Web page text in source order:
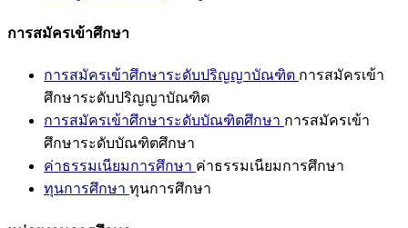
การสมัครเข้าศึกษา
การสมัครเข้าศึกษาระดับปริญญาบัณฑิต การสมัครเข้า
ศึกษาระดับปริญญาบัณฑิต
การสมัครเข้าศึกษาระดับบัณฑิตศึกษา การสมัครเข้า
ศึกษาระดับบัณฑิตศึกษา
ค่าธรรมเนียมการศึกษา ค่าธรรมเนียมการศึกษา
ทุนการศึกษา ทุนการศึกษา